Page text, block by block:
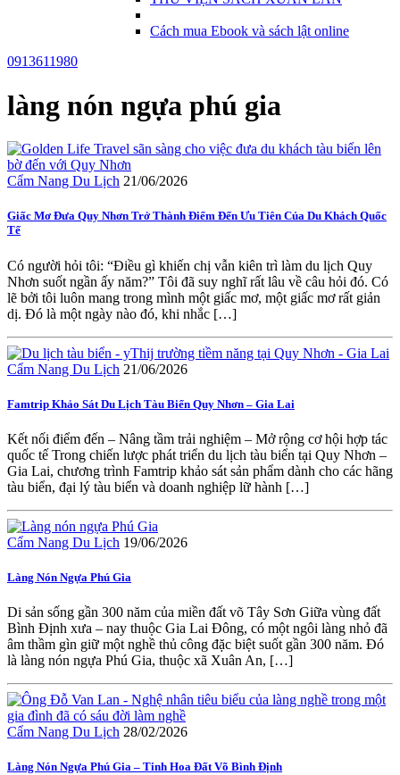
Cách mua Ebook và sách lật online
0913611980
làng nón ngựa phú gia
Cẩm Nang Du Lịch 21/06/2026
Giấc Mơ Đưa Quy Nhơn Trở Thành Điểm Đến Ưu Tiên Của Du Khách Quốc
Tế
Có người hỏi tôi: “Điều gì khiến chị vẫn kiên trì làm du lịch Quy
Nhơn suốt ngần ấy năm?” Tôi đã suy nghĩ rất lâu về câu hỏi đó. Có
lẽ bởi tôi luôn mang trong mình một giấc mơ, một giấc mơ rất giản
dị. Đó là một ngày nào đó, khi nhắc […]
Cẩm Nang Du Lịch 21/06/2026
Famtrip Khảo Sát Du Lịch Tàu Biển Quy Nhơn – Gia Lai
Kết nối điểm đến – Nâng tầm trải nghiệm – Mở rộng cơ hội hợp tác
quốc tế Trong chiến lược phát triển du lịch tàu biển tại Quy Nhơn –
Gia Lai, chương trình Famtrip khảo sát sản phẩm dành cho các hãng
tàu biển, đại lý tàu biển và doanh nghiệp lữ hành […]
Cẩm Nang Du Lịch 19/06/2026
Làng Nón Ngựa Phú Gia
Di sản sống gần 300 năm của miền đất võ Tây Sơn Giữa vùng đất
Bình Định xưa – nay thuộc Gia Lai Đông, có một ngôi làng nhỏ đã
âm thầm gìn giữ một nghề thủ công đặc biệt suốt gần 300 năm. Đó
là làng nón ngựa Phú Gia, thuộc xã Xuân An, […]
Cẩm Nang Du Lịch 28/02/2026
Làng Nón Ngựa Phú Gia – Tinh Hoa Đất Võ Bình Định